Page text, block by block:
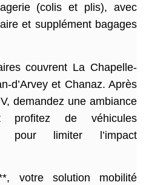
(colis et plis), avec
et supplément bagages
couvrent La Chapelle-
d’Arvey et Chanaz. Après
demandez une ambiance
profitez de véhicules
pour limiter l’impact
votre solution mobilité